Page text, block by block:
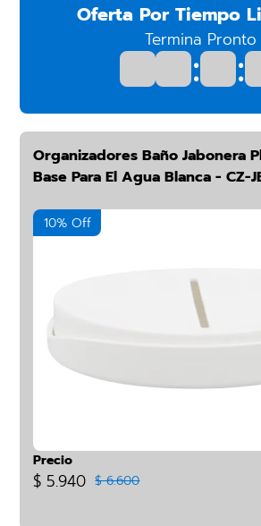
Oferta Por Tiempo
Termina Pronto
: :
Organizadores Baño Jabonera
Base Para El Agua Blanca - CZ-
10% Off
Precio
$ 5.940 $ 6.600